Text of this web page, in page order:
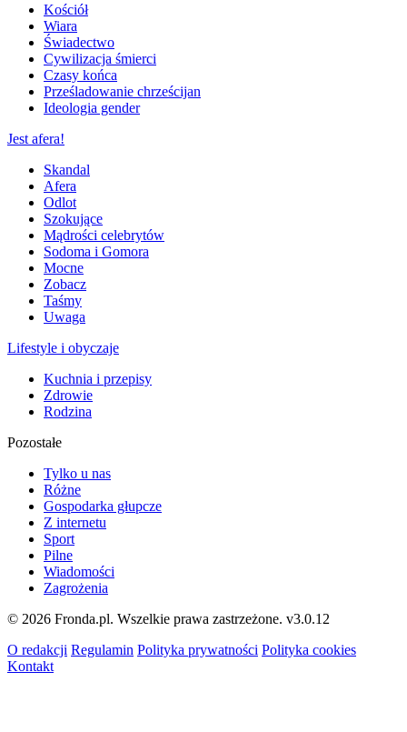
Kościół
Wiara
Świadectwo
Cywilizacja śmierci
Czasy końca
Prześladowanie chrześcijan
Ideologia gender
Jest afera!
Skandal
Afera
Odlot
Szokujące
Mądrości celebrytów
Sodoma i Gomora
Mocne
Zobacz
Taśmy
Uwaga
Lifestyle i obyczaje
Kuchnia i przepisy
Zdrowie
Rodzina
Pozostałe
Tylko u nas
Różne
Gospodarka głupcze
Z internetu
Sport
Pilne
Wiadomości
Zagrożenia
© 2026 Fronda.pl. Wszelkie prawa zastrzeżone. v3.0.12
O redakcji Regulamin Polityka prywatności Polityka cookies
Kontakt